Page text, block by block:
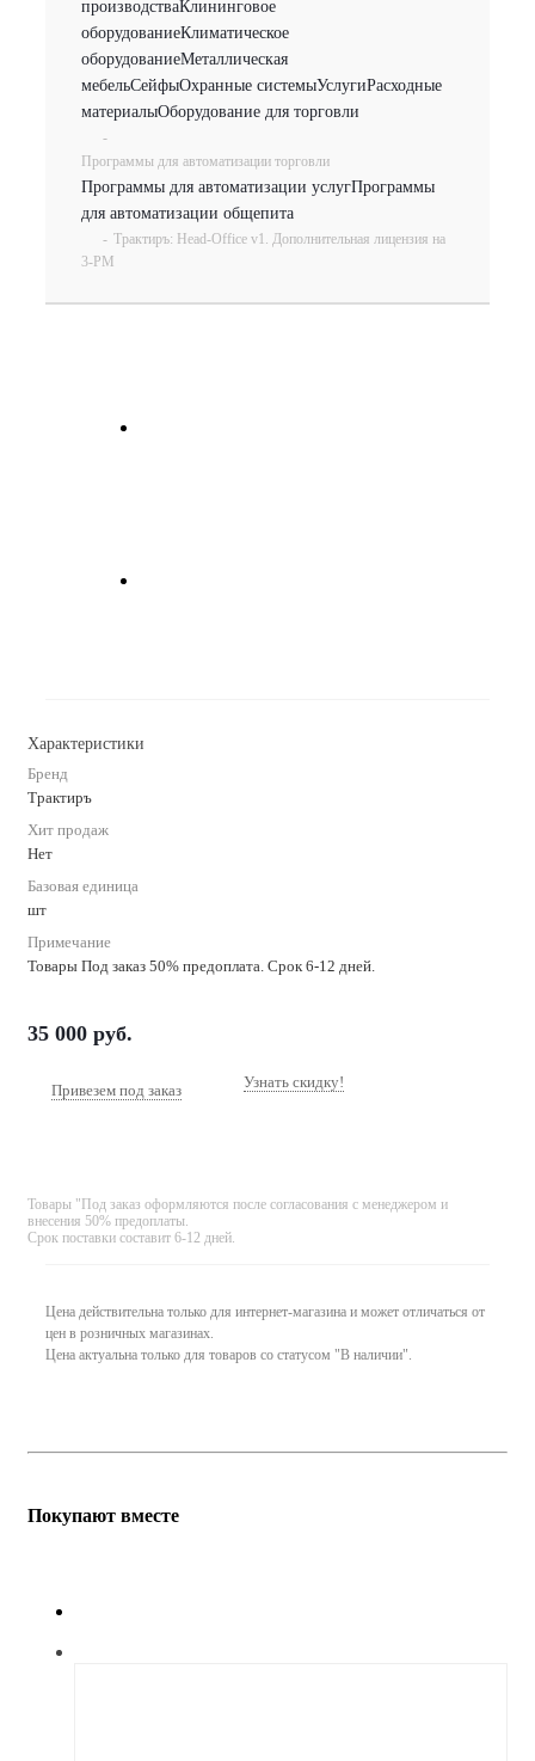
производстваКлининговое
оборудованиеКлиматическое
оборудованиеМеталлическая
мебельСейфыОхранные системыУслугиРасходные
материалыОборудование для торговли
-
Программы для автоматизации торговли
Программы для автоматизации услугПрограммы
для автоматизации общепита
- Трактиръ: Head-Office v1. Дополнительная лицензия на
3-РМ
Характеристики
Бренд
Трактиръ
Хит продаж
Нет
Базовая единица
шт
Примечание
Товары Под заказ 50% предоплата. Срок 6-12 дней.
35 000 руб.
Привезем под заказ Узнать скидку!
Товары "Под заказ оформляются после согласования с менеджером и
внесения 50% предоплаты.
Срок поставки составит 6-12 дней.
Цена действительна только для интернет-магазина и может отличаться от
цен в розничных магазинах.
Цена актуальна только для товаров со статусом "В наличии".
Покупают вместе